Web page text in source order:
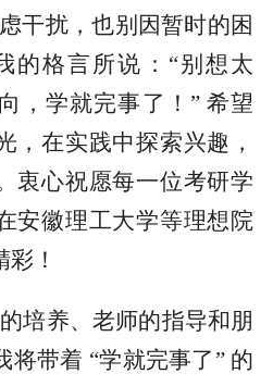
干扰，也别因暂时的困
格言所说：“别想太
，学就完事了！” 希望
，在实践中探索兴趣，
衷心祝愿每一位考研学
安徽理工大学等理想院
！
培养、老师的指导和朋
将带着 “学就完事了” 的